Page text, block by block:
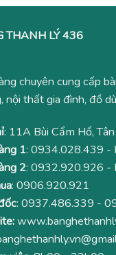
THANH LÝ 436
chuyên cung cấp
nội thất gia đình, đồ
: 11A Bùi Cẩm Hổ,
1: 0934.028.439 -
2: 0932.920.926 -
: 0906.920.921
: 0937.486.339 -